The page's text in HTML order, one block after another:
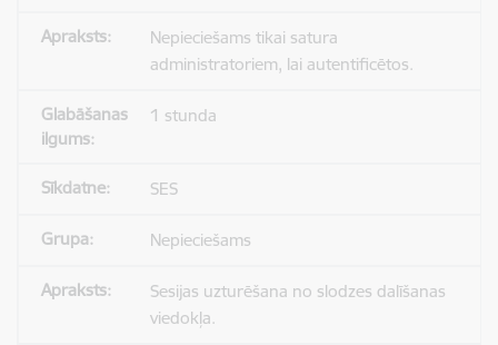
Nepieciešams tikai satura
administratoriem, lai autentificētos.
1 stunda
SES
Nepieciešams
Sesijas uzturēšana no slodzes dalīšanas
viedokļa.